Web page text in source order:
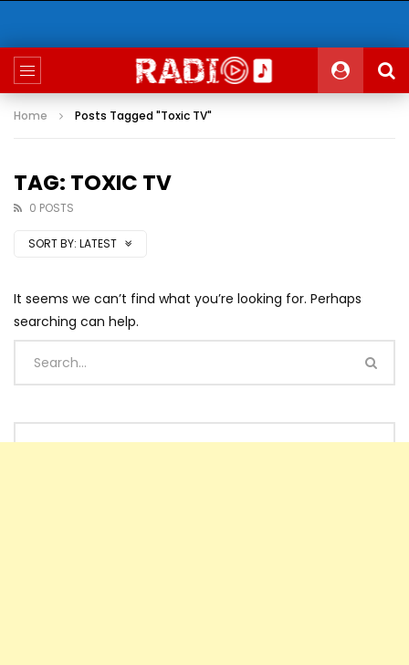
Home Posts Tagged "Toxic TV"
TAG: TOXIC TV
0 POSTS
SORT BY: LATEST
It seems we can’t find what you’re looking for. Perhaps
searching can help.